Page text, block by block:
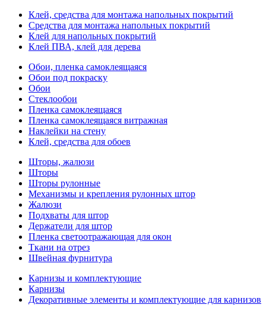
Клей, средства для монтажа напольных покрытий
Средства для монтажа напольных покрытий
Клей для напольных покрытий
Клей ПВА, клей для дерева
Обои, пленка самоклеящаяся
Обои под покраску
Обои
Стеклообои
Пленка самоклеящаяся
Пленка самоклеящаяся витражная
Наклейки на стену
Клей, средства для обоев
Шторы, жалюзи
Шторы
Шторы рулонные
Механизмы и крепления рулонных штор
Жалюзи
Подхваты для штор
Держатели для штор
Пленка светоотражающая для окон
Ткани на отрез
Швейная фурнитура
Карнизы и комплектующие
Карнизы
Декоративные элементы и комплектующие для карнизов